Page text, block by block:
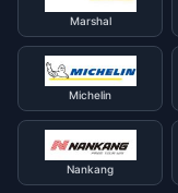
Marshal
Michelin
Nankang